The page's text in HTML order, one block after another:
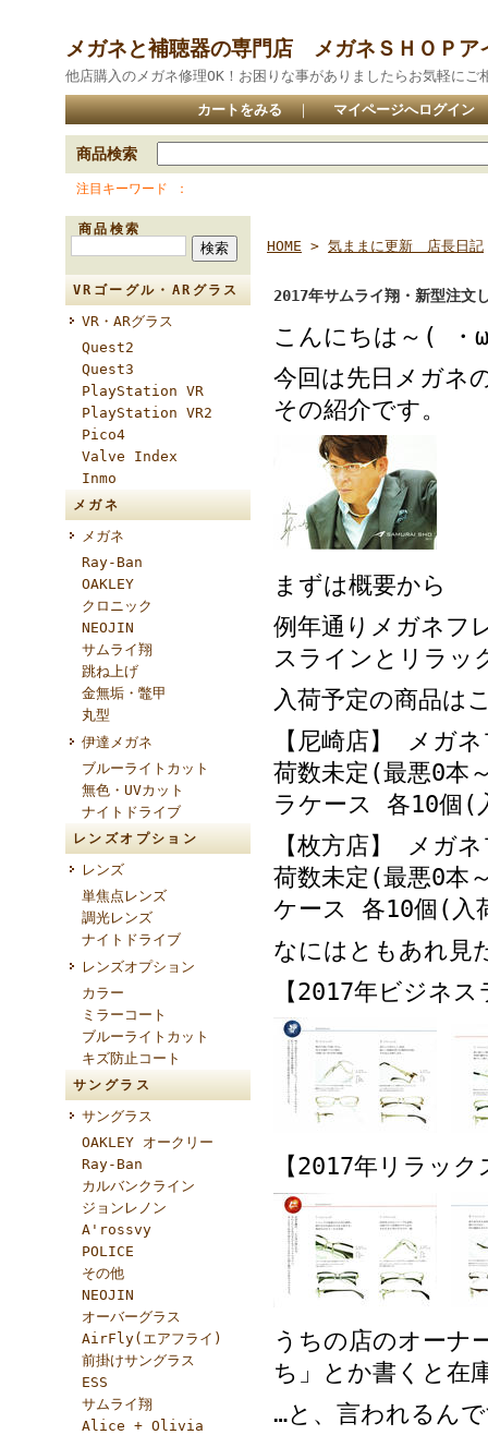
メガネと補聴器の専門店 メガネＳＨＯＰア
他店購入のメガネ修理OK！お困りな事がありましたらお気軽にご
カートをみる ｜ マイページへログイン
商品検索
注目キーワード
商品検索
VRゴーグル・ARグラス
VR・ARグラス
Quest2
Quest3
PlayStation VR
PlayStation VR2
Pico4
Valve Index
Inmo
メガネ
メガネ
Ray-Ban
OAKLEY
クロニック
NEOJIN
サムライ翔
跳ね上げ
金無垢・鼈甲
丸型
伊達メガネ
ブルーライトカット
無色・UVカット
ナイトドライブ
レンズオプション
レンズ
単焦点レンズ
調光レンズ
ナイトドライブ
レンズオプション
カラー
ミラーコート
ブルーライトカット
キズ防止コート
サングラス
サングラス
OAKLEY オークリー
Ray-Ban
カルバンクライン
ジョンレノン
A'rossvy
POLICE
その他
NEOJIN
オーバーグラス
AirFly(エアフライ)
前掛けサングラス
ESS
サムライ翔
Alice + Olivia
HOME > 気ままに更新 店長日記
2017年サムライ翔・新型注文
こんにちは～(
今回は先日メガネ
その紹介です。
まずは概要から
例年通りメガネフ
スラインとリラッ
入荷予定の商品は
【尼崎店】 メガ
荷数未定(最悪0本
ラケース 各10個(
【枚方店】 メガ
荷数未定(最悪0本
ケース 各10個(入
なにはともあれ見
【2017年ビジネ
【2017年リラッ
うちの店のオーナ
ち」とか書くと在
…と、言われるん